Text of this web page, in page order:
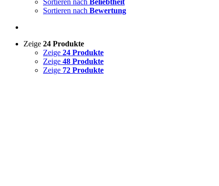
Sortieren nach Bewertung
Zeige 24 Produkte
Zeige 24 Produkte
Zeige 48 Produkte
Zeige 72 Produkte